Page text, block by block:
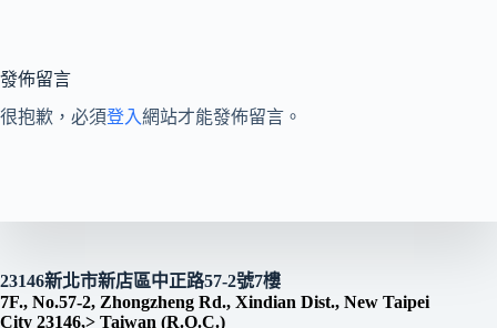
發佈留言
很抱歉，必須登入網站才能發佈留言。
23146新北市新店區中正路57-2號7樓
7F., No.57-2, Zhongzheng Rd., Xindian Dist., New Taipei
City 23146,> Taiwan (R.O.C.)